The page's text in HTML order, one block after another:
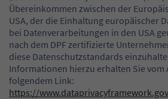
Übereinkommen zwischen der
USA, der die Einhaltung europäischer
bei Datenverarbeitungen in den USA
nach dem DPF zertifizierte
diese Datenschutzstandards
Informationen hierzu erhalten Sie vom
folgendem Link:
https://